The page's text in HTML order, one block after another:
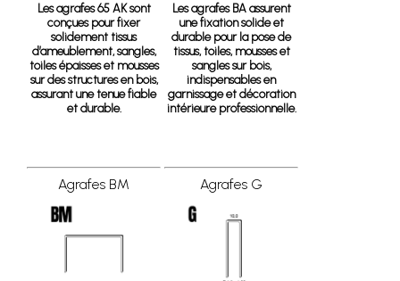
Les agrafes 65 AK sont
conçues pour fixer
solidement tissus
d’ameublement, sangles,
toiles épaisses et mousses
sur des structures en bois,
assurant une tenue fiable
et durable.
Les agrafes BA assurent
une fixation solide et
durable pour la pose de
tissus, toiles, mousses et
sangles sur bois,
indispensables en
garnissage et décoration
intérieure professionnelle.
Agrafes BM Agrafes G